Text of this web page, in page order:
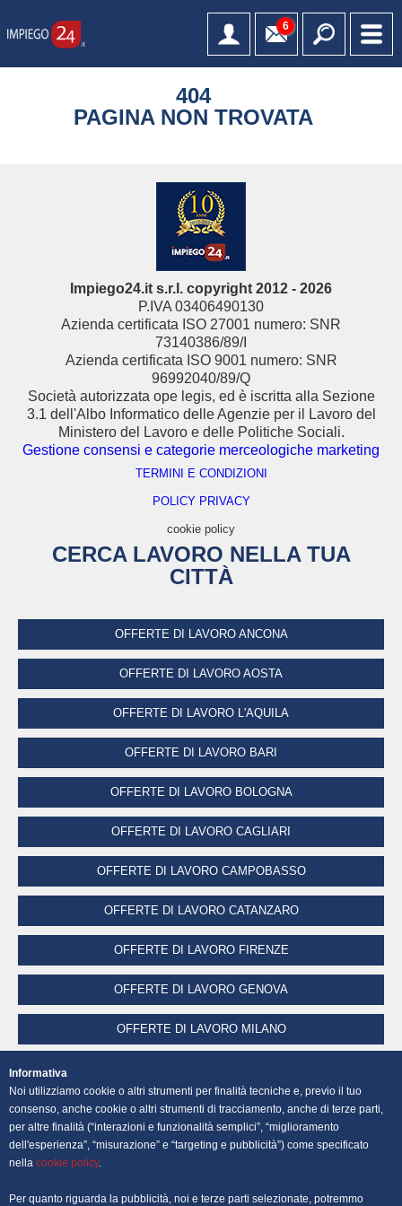
6
404
PAGINA NON TROVATA
Impiego24.it s.r.l. copyright 2012 - 2026
P.IVA 03406490130
Azienda certificata ISO 27001 numero: SNR
73140386/89/I
Azienda certificata ISO 9001 numero: SNR
96992040/89/Q
Società autorizzata ope legis, ed è iscritta alla Sezione
3.1 dell'Albo Informatico delle Agenzie per il Lavoro del
Ministero del Lavoro e delle Politiche Sociali.
Gestione consensi e categorie merceologiche marketing
TERMINI E CONDIZIONI
POLICY PRIVACY
cookie policy
CERCA LAVORO NELLA TUA
CITTÀ
OFFERTE DI LAVORO ANCONA
OFFERTE DI LAVORO AOSTA
OFFERTE DI LAVORO L'AQUILA
OFFERTE DI LAVORO BARI
OFFERTE DI LAVORO BOLOGNA
OFFERTE DI LAVORO CAGLIARI
OFFERTE DI LAVORO CAMPOBASSO
OFFERTE DI LAVORO CATANZARO
OFFERTE DI LAVORO FIRENZE
OFFERTE DI LAVORO GENOVA
OFFERTE DI LAVORO MILANO
OFFERTE DI LAVORO PALERMO
OFFERTE DI LAVORO PERUGIA
Informativa
Noi utilizziamo cookie o altri strumenti per finalità tecniche e, previo il tuo
consenso, anche cookie o altri strumenti di tracciamento, anche di terze parti,
per altre finalità (“interazioni e funzionalità semplici”, “miglioramento
dell'esperienza”, “misurazione” e “targeting e pubblicità”) come specificato
nella cookie policy.
Per quanto riguarda la pubblicità, noi e terze parti selezionate, potremmo